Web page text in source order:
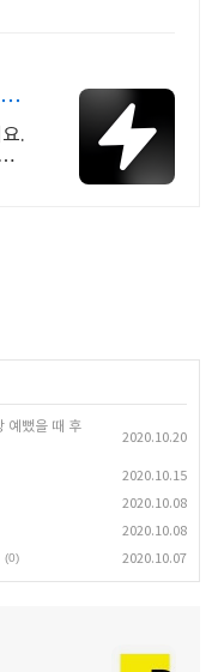
.
예뻤을 때 후
2020.10.20
2020.10.15
2020.10.08
2020.10.08
(0) 2020.10.07